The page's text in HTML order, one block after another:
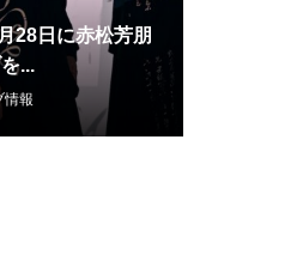
28日に赤松芳朋
...
情報